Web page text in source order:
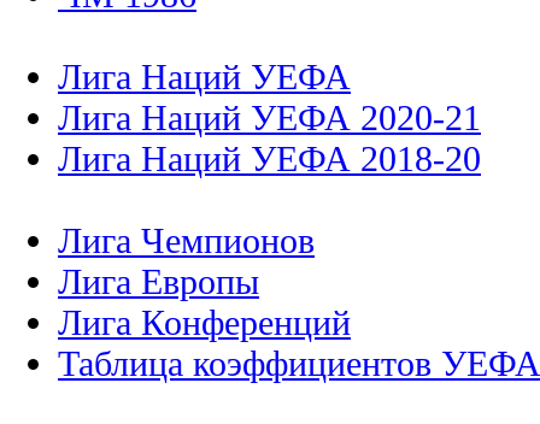
Лига Наций УЕФА
Лига Наций УЕФА 2020-21
Лига Наций УЕФА 2018-20
Лига Чемпионов
Лига Европы
Лига Конференций
Таблица коэффициентов УЕФА